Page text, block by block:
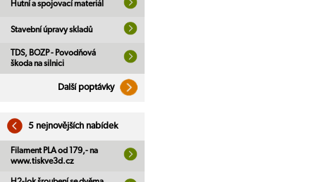
Hutní a spojovací materiál
Stavební úpravy skladů
TDS, BOZP - Povodňová
škoda na silnici
Další poptávky
5 nejnovějších nabídek
Filament PLA od 179,- na
www.tiskve3d.cz